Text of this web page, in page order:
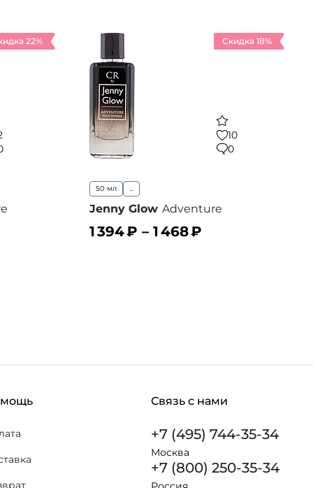
22% Скидка 18%
10
0
50 мл ...
Jenny Glow Adventure
1 394₽ – 1 468₽
Связь с нами
+7 (495) 744-35-34
Москва
+7 (800) 250-35-34